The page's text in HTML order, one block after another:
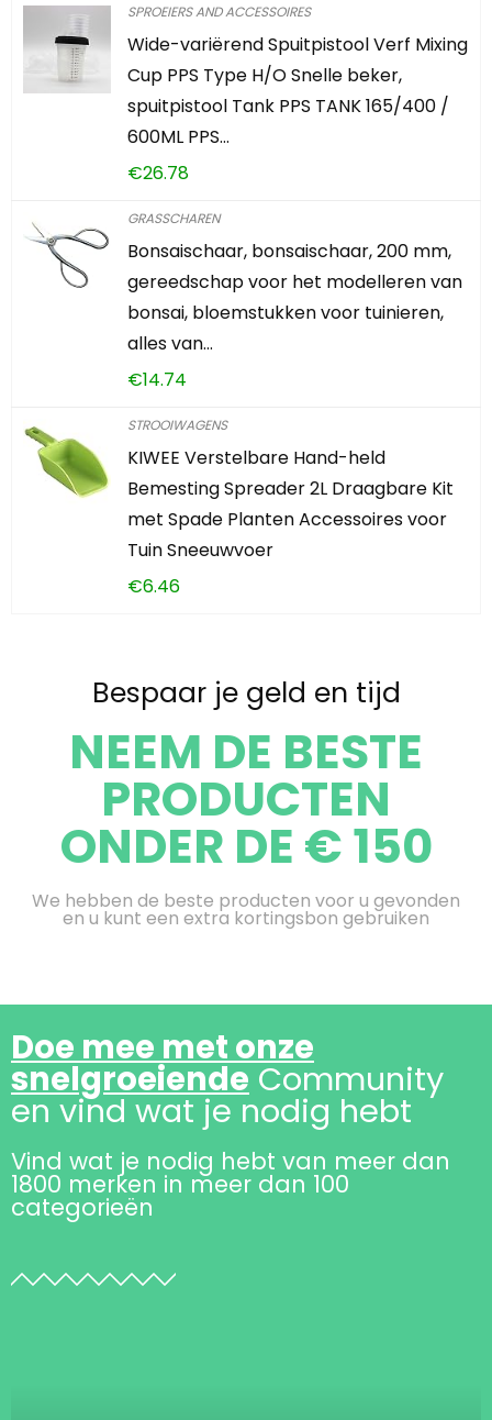
SPROEIERS AND ACCESSOIRES
Wide-variërend Spuitpistool Verf Mixing
Cup PPS Type H/O Snelle beker,
spuitpistool Tank PPS TANK 165/400 /
600ML PPS…
€26.78
GRASSCHAREN
Bonsaischaar, bonsaischaar, 200 mm,
gereedschap voor het modelleren van
bonsai, bloemstukken voor tuinieren,
alles van…
€14.74
STROOIWAGENS
KIWEE Verstelbare Hand-held
Bemesting Spreader 2L Draagbare Kit
met Spade Planten Accessoires voor
Tuin Sneeuwvoer
€6.46
Bespaar je geld en tijd
NEEM DE BESTE
PRODUCTEN
ONDER DE € 150
We hebben de beste producten voor u gevonden
en u kunt een extra kortingsbon gebruiken
Doe mee met onze
snelgroeiende Community
en vind wat je nodig hebt
Vind wat je nodig hebt van meer dan
1800 merken in meer dan 100
categorieën